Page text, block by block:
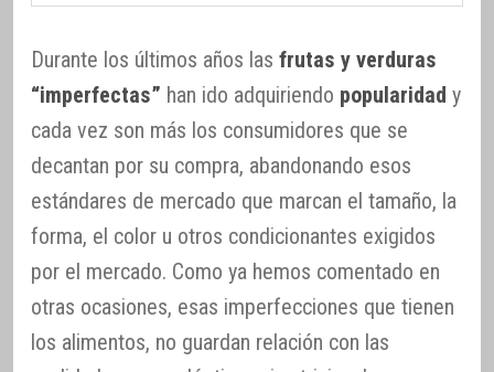
Durante los últimos años las frutas y verduras
“imperfectas” han ido adquiriendo popularidad y
cada vez son más los consumidores que se
decantan por su compra, abandonando esos
estándares de mercado que marcan el tamaño, la
forma, el color u otros condicionantes exigidos
por el mercado. Como ya hemos comentado en
otras ocasiones, esas imperfecciones que tienen
los alimentos, no guardan relación con las